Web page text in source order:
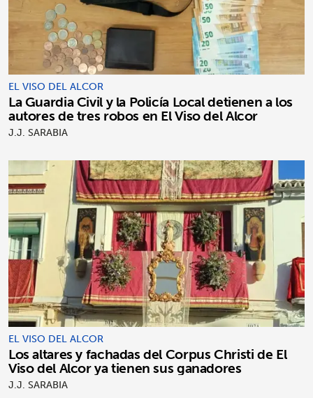
EL VISO DEL ALCOR
La Guardia Civil y la Policía Local detienen a los
autores de tres robos en El Viso del Alcor
J.J. SARABIA
EL VISO DEL ALCOR
Los altares y fachadas del Corpus Christi de El
Viso del Alcor ya tienen sus ganadores
J.J. SARABIA